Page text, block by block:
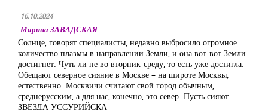
16.10.2024
Марина ЗАВАДСКАЯ
Солнце, говорят специалисты, недавно выбросило огромное
количество плазмы в направлении Земли, и она вот-вот Земли
достигнет. Чуть ли не во вторник-среду, то есть уже достигла.
Обещают северное сияние в Москве – на широте Москвы,
естественно. Москвичи считают свой город обычным,
среднерусским, а для нас, конечно, это север. Пусть сияют.
ЗВЕЗДА УССУРИЙСКА